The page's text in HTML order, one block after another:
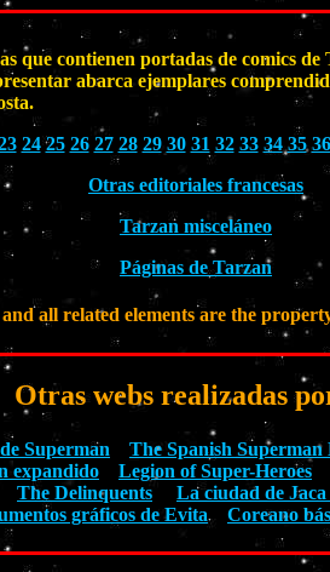
que contienen portadas de comics
abarca ejemplares
24 25 26 27 28 29 30 31 32 33 34 35 36
Otras editoriales francesas
Tarzan misceláneo
Páginas de Tarzan
all related elements are the
Otras webs realizadas
Superman The Spanish Superman
expandido Legion of Super-Heroes
The Delinquents La ciudad de Jaca
gráficos de Evita Coreano